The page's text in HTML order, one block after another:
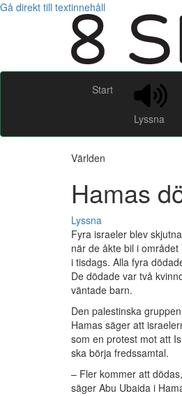
Gå direkt till textinnehåll
Start
Lyssna
Världen
Hamas
Lyssna
Fyra israeler blev skjutna
när de åkte bil i området
i tisdags. Alla fyra
De dödade var två
väntade barn.
Den palestinska
Hamas säger att
som en protest mot att
ska börja fredssamtal.
– Fler kommer att dödas,
säger Abu Ubaida i